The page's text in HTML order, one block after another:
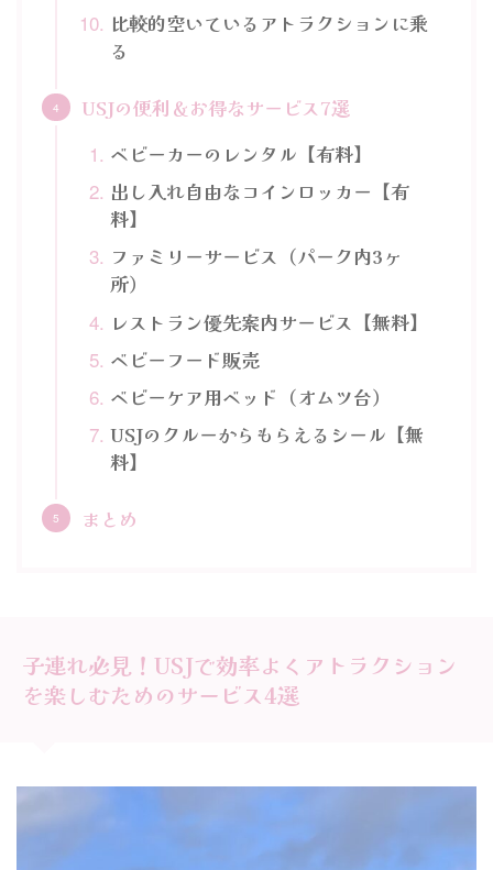
比較的空いているアトラクションに乗
る
USJの便利＆お得なサービス7選
ベビーカーのレンタル【有料】
出し入れ自由なコインロッカー【有
料】
ファミリーサービス（パーク内3ヶ
所）
レストラン優先案内サービス【無料】
ベビーフード販売
ベビーケア用ベッド（オムツ台）
USJのクルーからもらえるシール【無
料】
まとめ
子連れ必見！USJで効率よくアトラクション
を楽しむためのサービス4選